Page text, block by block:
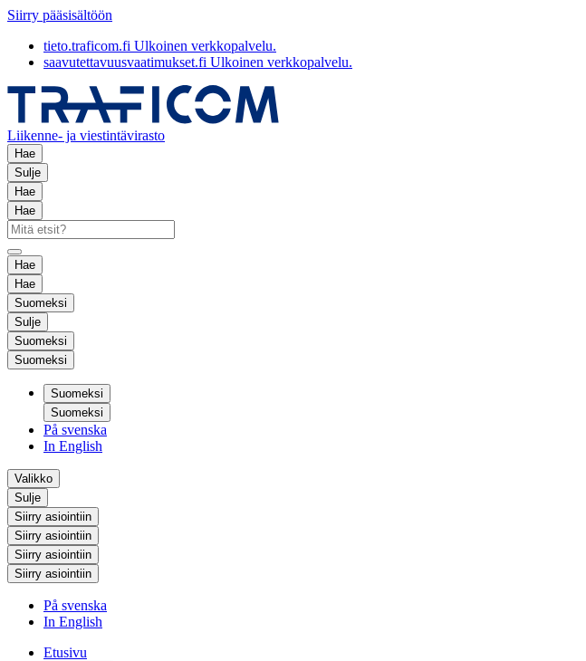
Siirry pääsisältöön
tieto.traficom.fi Ulkoinen verkkopalvelu.
saavutettavuusvaatimukset.fi Ulkoinen verkkopalvelu.
Liikenne- ja viestintävirasto
Hae
Sulje
Hae
Hae
Hae
Hae
Suomeksi
Sulje
Suomeksi
Suomeksi
Suomeksi
Suomeksi
På svenska
In English
Valikko
Sulje
Siirry asiointiin
Siirry asiointiin
Siirry asiointiin
Siirry asiointiin
På svenska
In English
Etusivu